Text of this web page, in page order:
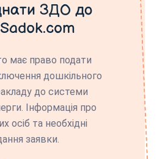
ЗДО до
має право подати
дошкільного
до системи
Інформація про
осіб та необхідні
заявки.